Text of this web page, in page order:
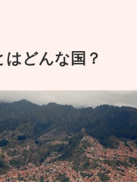
はどんな国？